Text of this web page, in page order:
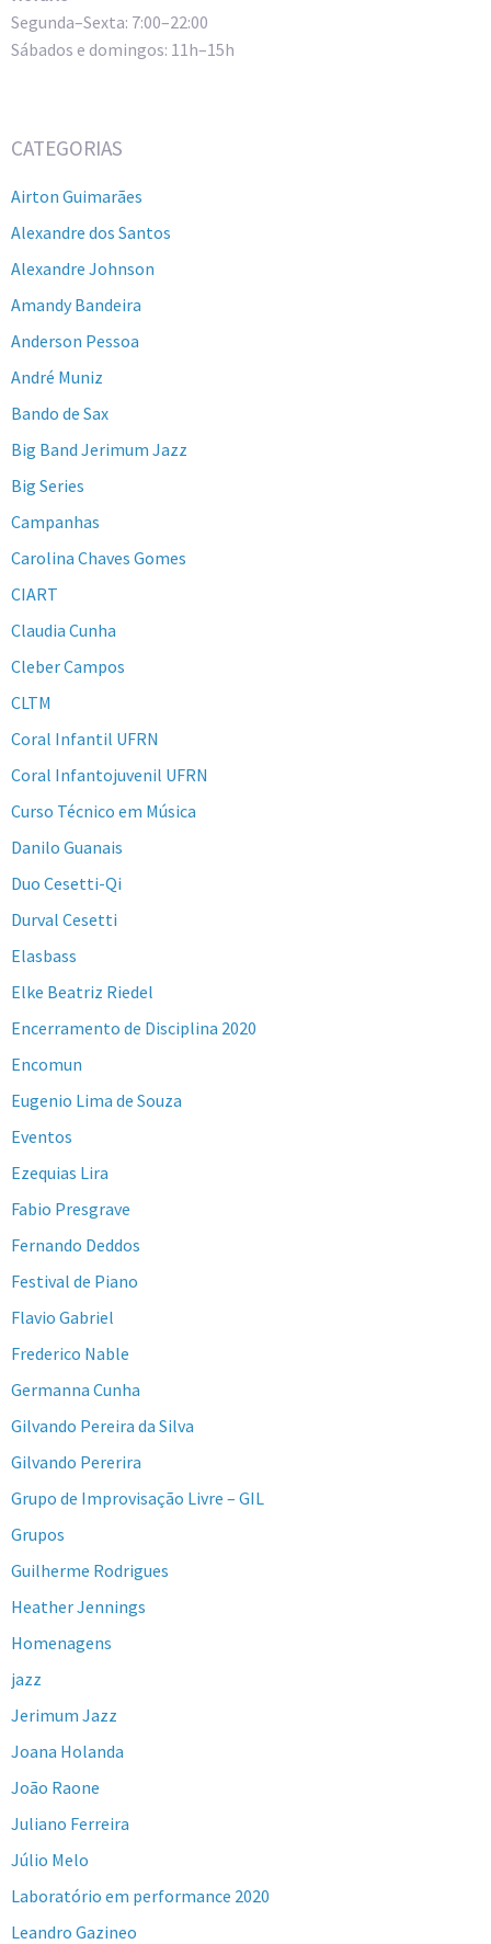
Segunda–Sexta: 7:00–22:00
Sábados e domingos: 11h–15h
CATEGORIAS
Airton Guimarães
Alexandre dos Santos
Alexandre Johnson
Amandy Bandeira
Anderson Pessoa
André Muniz
Bando de Sax
Big Band Jerimum Jazz
Big Series
Campanhas
Carolina Chaves Gomes
CIART
Claudia Cunha
Cleber Campos
CLTM
Coral Infantil UFRN
Coral Infantojuvenil UFRN
Curso Técnico em Música
Danilo Guanais
Duo Cesetti-Qi
Durval Cesetti
Elasbass
Elke Beatriz Riedel
Encerramento de Disciplina 2020
Encomun
Eugenio Lima de Souza
Eventos
Ezequias Lira
Fabio Presgrave
Fernando Deddos
Festival de Piano
Flavio Gabriel
Frederico Nable
Germanna Cunha
Gilvando Pereira da Silva
Gilvando Pererira
Grupo de Improvisação Livre – GIL
Grupos
Guilherme Rodrigues
Heather Jennings
Homenagens
jazz
Jerimum Jazz
Joana Holanda
João Raone
Juliano Ferreira
Júlio Melo
Laboratório em performance 2020
Leandro Gazineo